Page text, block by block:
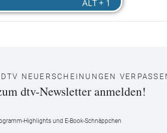
NEUERSCHEINUNGEN
dtv-Newsletter anmelden!
Highlights und E-Book-Schnäppchen